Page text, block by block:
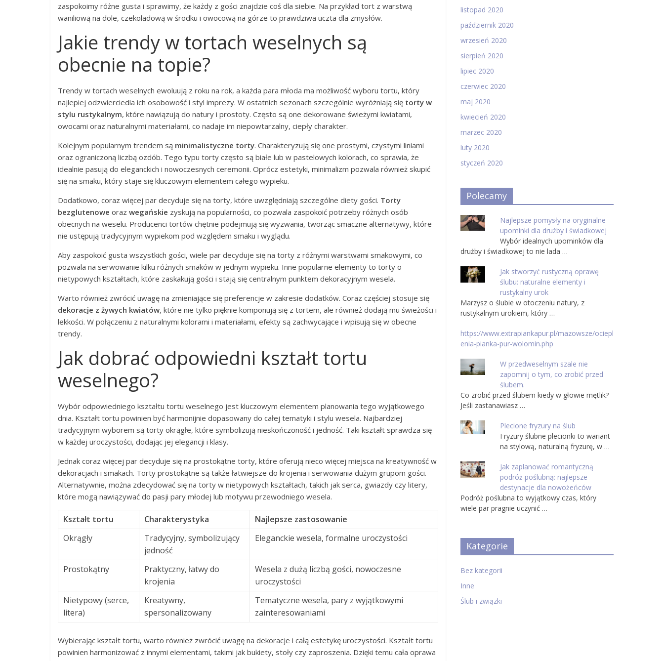
zaspokoimy różne gusta i sprawimy, że każdy z gości znajdzie coś dla siebie. Na przykład tort z warstwą
waniliową na dole, czekoladową w środku i owocową na górze to prawdziwa uczta dla zmysłów.
Jakie trendy w tortach weselnych są
obecnie na topie?
Trendy w tortach weselnych ewoluują z roku na rok, a każda para młoda ma możliwość wyboru tortu, który
najlepiej odzwierciedla ich osobowość i styl imprezy. W ostatnich sezonach szczególnie wyróżniają się torty w
stylu rustykalnym, które nawiązują do natury i prostoty. Często są one dekorowane świeżymi kwiatami,
owocami oraz naturalnymi materiałami, co nadaje im niepowtarzalny, ciepły charakter.
Kolejnym popularnym trendem są minimalistyczne torty. Charakteryzują się one prostymi, czystymi liniami
oraz ograniczoną liczbą ozdób. Tego typu torty często są białe lub w pastelowych kolorach, co sprawia, że
idealnie pasują do eleganckich i nowoczesnych ceremonii. Oprócz estetyki, minimalizm pozwala również skupić
się na smaku, który staje się kluczowym elementem całego wypieku.
Dodatkowo, coraz więcej par decyduje się na torty, które uwzględniają szczególne diety gości. Torty
bezglutenowe oraz wegańskie zyskują na popularności, co pozwala zaspokoić potrzeby różnych osób
obecnych na weselu. Producenci tortów chętnie podejmują się wyzwania, tworząc smaczne alternatywy, które
nie ustępują tradycyjnym wypiekom pod względem smaku i wyglądu.
Aby zaspokoić gusta wszystkich gości, wiele par decyduje się na torty z różnymi warstwami smakowymi, co
pozwala na serwowanie kilku różnych smaków w jednym wypieku. Inne popularne elementy to torty o
nietypowych kształtach, które zaskakują gości i stają się centralnym punktem dekoracyjnym wesela.
Warto również zwrócić uwagę na zmieniające się preferencje w zakresie dodatków. Coraz częściej stosuje się
dekoracje z żywych kwiatów, które nie tylko pięknie komponują się z tortem, ale również dodają mu świeżości i
lekkości. W połączeniu z naturalnymi kolorami i materiałami, efekty są zachwycające i wpisują się w obecne
trendy.
Jak dobrać odpowiedni kształt tortu
weselnego?
Wybór odpowiedniego kształtu tortu weselnego jest kluczowym elementem planowania tego wyjątkowego
dnia. Kształt tortu powinien być harmonijnie dopasowany do całej tematyki i stylu wesela. Najbardziej
tradycyjnym wyborem są torty okrągłe, które symbolizują nieskończoność i jedność. Taki kształt sprawdza się
w każdej uroczystości, dodając jej elegancji i klasy.
Jednak coraz więcej par decyduje się na prostokątne torty, które oferują nieco więcej miejsca na kreatywność w
dekoracjach i smakach. Torty prostokątne są także łatwiejsze do krojenia i serwowania dużym grupom gości.
Alternatywnie, można zdecydować się na torty w nietypowych kształtach, takich jak serca, gwiazdy czy litery,
które mogą nawiązywać do pasji pary młodej lub motywu przewodniego wesela.
Kształt tortu Charakterystyka
Najlepsze zastosowanie
Okrągły
Tradycyjny, symbolizujący
jedność
Eleganckie wesela, formalne uroczystości
Prostokątny
Praktyczny, łatwy do
krojenia
Wesela z dużą liczbą gości, nowoczesne
uroczystości
Nietypowy (serce,
litera)
Kreatywny,
spersonalizowany
Tematyczne wesela, pary z wyjątkowymi
zainteresowaniami
Wybierając kształt tortu, warto również zwrócić uwagę na dekoracje i całą estetykę uroczystości. Kształt tortu
powinien harmonizować z innymi elementami, takimi jak bukiety, stoły czy zaproszenia. Dzięki temu cała oprawa
listopad 2020
październik 2020
wrzesień 2020
sierpień 2020
lipiec 2020
czerwiec 2020
maj 2020
kwiecień 2020
marzec 2020
luty 2020
styczeń 2020
Polecamy
Najlepsze pomysły na oryginalne
upominki dla drużby i świadkowej
Wybór idealnych upominków dla
drużby i świadkowej to nie lada …
Jak stworzyć rustyczną oprawę
ślubu: naturalne elementy i
rustykalny urok
Marzysz o ślubie w otoczeniu natury, z
rustykalnym urokiem, który …
https://www.extrapiankapur.pl/mazowsze/ociepl
enia-pianka-pur-wolomin.php
W przedweselnym szale nie
zapomnij o tym, co zrobić przed
ślubem.
Co zrobić przed ślubem kiedy w głowie mętlik?
Jeśli zastanawiasz …
Plecione fryzury na ślub
Fryzury ślubne plecionki to wariant
na stylową, naturalną fryzurę, w …
Jak zaplanować romantyczną
podróż poślubną: najlepsze
destynacje dla nowożeńców
Podróż poślubna to wyjątkowy czas, który
wiele par pragnie uczynić …
Kategorie
Bez kategorii
Inne
Ślub i związki